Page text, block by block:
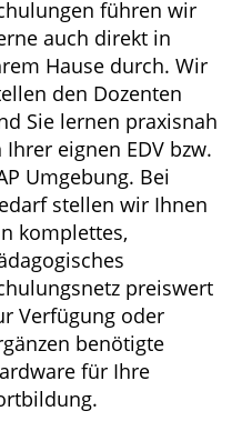
führen wir
auch direkt in
Hause durch. Wir
den Dozenten
Sie lernen praxisnah
Ihrer eignen EDV bzw.
Umgebung. Bei
stellen wir Ihnen
komplettes,
preiswert
Verfügung oder
benötigte
für Ihre